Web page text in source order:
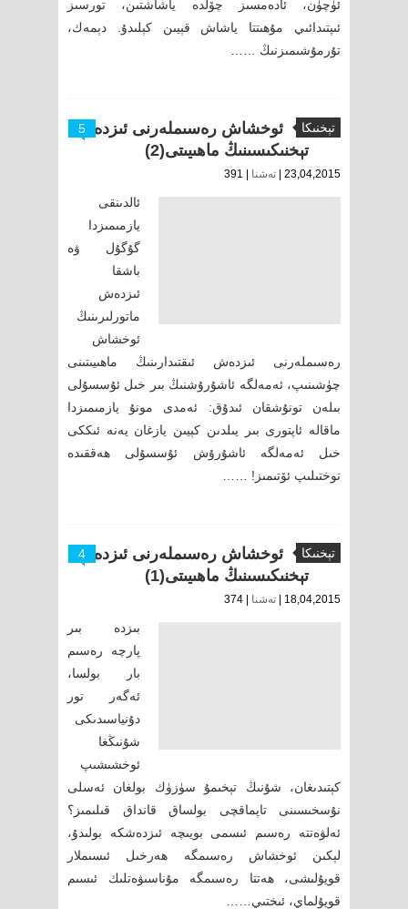
ئۈچۈن، ئادەمسىز چۆلدە ياشاشتىن، تورسىز
ئىپتىدائىي مۇھىتتا ياشاش قېيىن كېلىدۇ. دېمەك،
تۇرمۇشىمىزنىڭ ……
تېخنىكا
ئوخشاش رەسىملەرنى ئىزدەش
تېخنىكىسىنىڭ ماھىيىتى(2)
5
23,04,2015 | تەشنا
ئالدىنقى
يازمىمىزدا
گۇگۇل ۋە
باشقا
ئىزدەش
ماتورلىرىنىڭ
ئوخشاش
رەسىملەرنى ئىزدەش ئىقتىدارىنىڭ ماھىيىتىنى
چۈشىنىپ، ئەمەلگە ئاشۇرۇشنىڭ بىر خىل ئۇسسۇلى
بىلەن تونۇشقان ئىدۇق: ئەمدى مونۇ يازمىمىزدا
ماقالە ئاپتورى بىر يىلدىن كېيىن يازغان يەنە ئىككى
خىل ئەمەلگە ئاشۇرۇش ئۇسسۇلى ھەققىدە
توختىلىپ ئۆتىمىز! ……
تېخنىكا
ئوخشاش رەسىملەرنى ئىزدەش
تېخنىكىسىنىڭ ماھىيىتى(1)
4
18,04,2015 | تەشنا
بىزدە بىر
پارچە رەسىم
بار بولسا،
ئەگەر تور
دۇنياسىدىكى
شۇنىڭغا
ئوخشىشىپ
كېتىدىغان، شۇنىڭ تېخىمۇ سۈزۈك بولغان ئەسلى
نۇسخىسىنى تاپماقچى بولساق قانداق قىلىمىز؟
ئەلۋەتتە رەسىم ئىسمى بويىچە ئىزدەشكە بولىدۇ،
لېكىن ئوخشاش رەسىمگە ھەرخىل ئىسىملار
قويۇلىشى، ھەتتا رەسىمگە مۇناسىۋەتلىك ئىسىم
قويۇلماي، ئىختىي……